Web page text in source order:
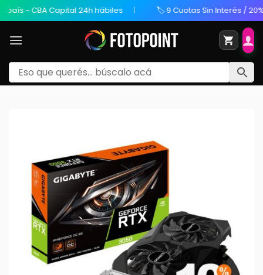
- CBA Capital 24h hábiles 🏷️ 9 Cuotas Sin Interés / 20%